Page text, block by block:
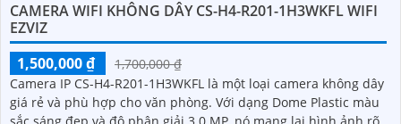
CAMERA WIFI KHÔNG DÂY CS-H4-R201-1H3WKFL WIFI
EZVIZ
1,500,000 ₫
1,700,000 ₫
Camera IP CS-H4-R201-1H3WKFL là một loại camera không dây
giá rẻ và phù hợp cho văn phòng. Với dạng Dome Plastic màu